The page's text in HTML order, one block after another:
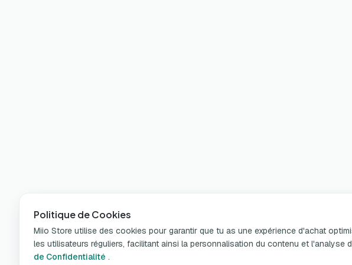
Politique de Cookies
Miio Store utilise des cookies pour garantir que tu as une expérience d'achat
les utilisateurs réguliers, facilitant ainsi la personnalisation du contenu et l'analyse
de Confidentialité .